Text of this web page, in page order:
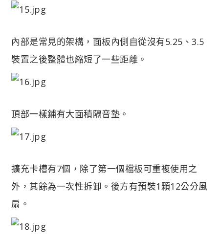
內部是常見的架構，面板內側自從沒有5.25、3.5
裝置之後整體也縮短了一些距離。
頂部一樣鋪有大面積隔音墊。
擴充卡槽有7個，除了第一個檔板可重複使用之
外，其餘為一次性拆卸。後方有預裝1顆12公分風
扇。